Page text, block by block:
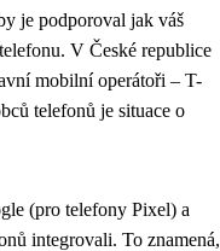
je podporoval jak váš
V České republice
mobilní operátoři – T-
telefonů je situace o
(pro telefony Pixel) a
integrovali. To znamená,